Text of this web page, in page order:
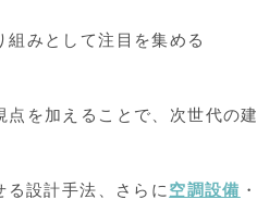
みとして注目を集める
を加えることで、次世代の建
設計手法、さらに空調設備 ・